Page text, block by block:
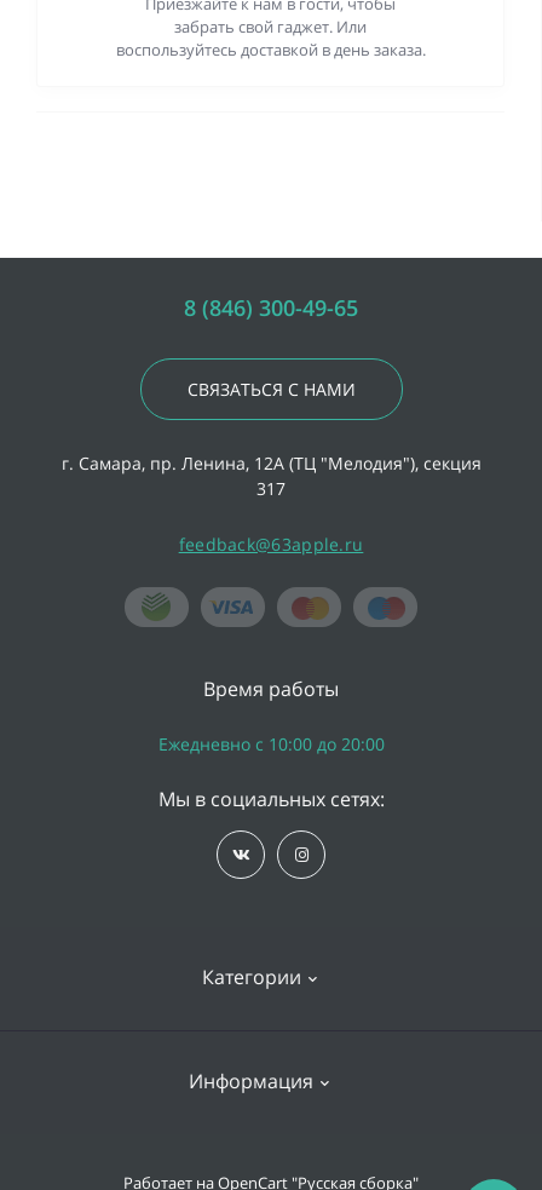
забрать свой гаджет. Или
воспользуйтесь доставкой в день заказа.
8 (846) 300-49-65
СВЯЗАТЬСЯ С НАМИ
г. Самара, пр. Ленина, 12А (ТЦ "Мелодия"), секция
317
feedback@63apple.ru
Категории
Информация
Доставка и оплата
Время работы
Ежедневно с 10:00 до 20:00
Мы в социальных сетях:
Работает наOpenCart "Русская сборка"